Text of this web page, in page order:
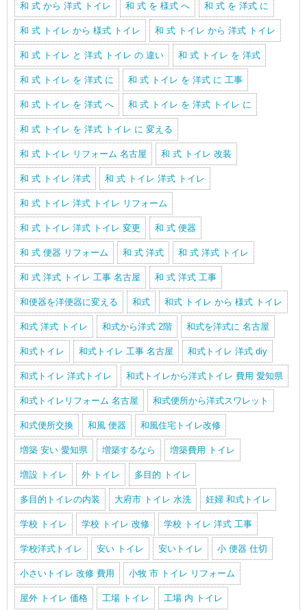
和 式 から 洋式 トイレ 和 式 を 様式 へ 和 式 を 洋式 に
和 式 トイレ から 様式 トイレ 和 式 トイレ から 洋式 トイレ
和 式 トイレ と 洋式 トイレ の 違い 和 式 トイレ を 洋式
和 式 トイレ を 洋式 に 和 式 トイレ を 洋式 に 工事
和 式 トイレ を 洋式 へ 和 式 トイレ を 洋式 トイレ に
和 式 トイレ を 洋式 トイレ に 変える
和 式 トイレ リフォーム 名古屋 和 式 トイレ 改装
和 式 トイレ 洋式 和 式 トイレ 洋式 トイレ
和 式 トイレ 洋式 トイレ リフォーム
和 式 トイレ 洋式 トイレ 変更 和 式 便器
和 式 便器 リフォーム 和 式 洋式 和 式 洋式 トイレ
和 式 洋式 トイレ 工事 名古屋 和 式 洋式 工事
和便器を洋便器に変える 和式 和式 トイレ から 様式 トイレ
和式 洋式 トイレ 和式から洋式 2階 和式を洋式に 名古屋
和式トイレ 和式トイレ 工事 名古屋 和式トイレ 洋式 diy
和式トイレ 洋式トイレ 和式トイレから洋式トイレ 費用 愛知県
和式トイレリフォーム 名古屋 和式便所から洋式スワレット
和式便所交換 和風 便器 和風住宅トイレ改修
増築 安い 愛知県 増築するなら 増築費用 トイレ
増設 トイレ 外 トイレ 多目的 トイレ
多目的トイレの内装 大府市 トイレ 水洗 妊婦 和式トイレ
学校 トイレ 学校 トイレ 改修 学校 トイレ 洋式 工事
学校洋式トイレ 安い トイレ 安いトイレ 小 便器 仕切
小さいトイレ 改修 費用 小牧 市 トイレ リフォーム
屋外 トイレ 価格 工場 トイレ 工場 内 トイレ